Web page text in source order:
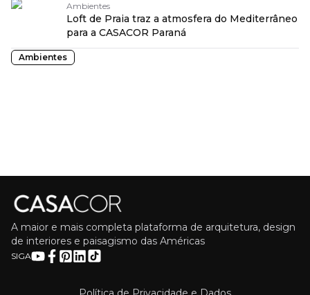
Ambientes
Loft de Praia traz a atmosfera do Mediterrâneo
para a CASACOR Paraná
Ambientes
A maior e mais completa plataforma de arquitetura, design
de interiores e paisagismo das Américas
SIGA